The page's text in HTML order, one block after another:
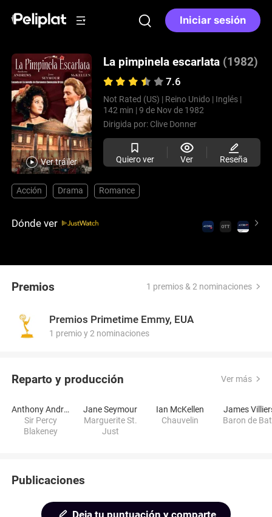
Iniciar sesión
Ver tráiler
La pimpinela escarlata (1982)
7.6
Not Rated (US) | Reino Unido | Inglés |
142 min | 9 de Nov de 1982
Dirigida por: Clive Donner
Quiero ver Ver Reseña
Acción Drama Romance
Dónde ver
Premios 1 premios & 2 nominaciones
Premios Primetime Emmy, EUA
1 premio y 2 nominaciones
Reparto y producción Ver más
Anthony Andrews
Sir Percy
Blakeney
Jane Seymour
Marguerite St.
Just
Ian McKellen
Chauvelin
James
Baron de
Publicaciones
Deja tu puntuación y comparte